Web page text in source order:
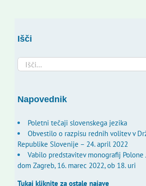
Išči
Search
for:
Napovednik
Poletni tečaji slovenskega jezika
Obvestilo o razpisu rednih volitev v
Republike Slovenije – 24. april 2022
Vabilo predstavitev monografij Polone
dom Zagreb, 16. marec 2022, ob 18. uri
Tukaj kliknite za ostale najave